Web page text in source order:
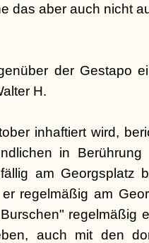
das aber auch nicht
der Gestapo
H.
inhaftiert wird,
in
am Georgsplatz
regelmäßig am
regelmäßig
auch mit den